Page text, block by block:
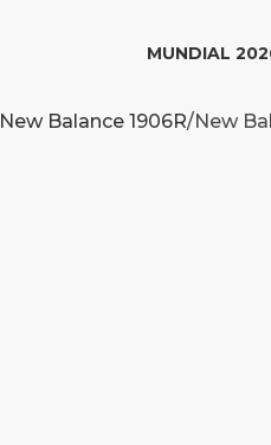
MUNDIAL
New Balance 1906R New